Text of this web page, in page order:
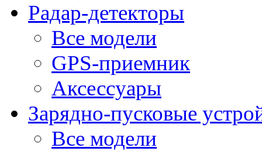
Радар-детекторы
Все модели
GPS-приемник
Аксессуары
Зарядно-пусковые
Все модели